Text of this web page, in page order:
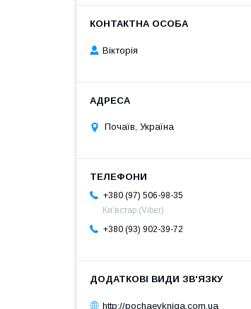
Вікторія
Почаїв, Україна
+380 (97) 506-98-35
Ки'встар (Viber)
+380 (93) 902-39-72
http://pochaevkniga.com.ua